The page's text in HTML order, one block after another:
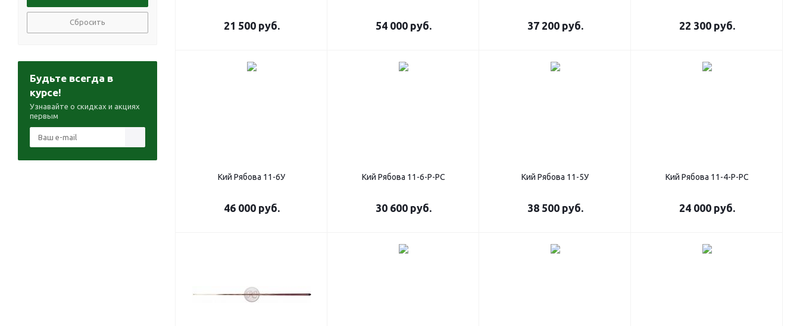
21 500руб. 54 000руб. 37 200руб. 22 300руб.
Кий Рябова 11-6У
46 000руб.
Кий Рябова 11-6-Р-РС
30 600руб.
Кий Рябова 11-5У
38 500руб.
Кий Рябова 11-4-Р-РС
24 000руб.
Сбросить
Будьте всегда в
курсе!
Узнавайте о скидках и акциях
первым